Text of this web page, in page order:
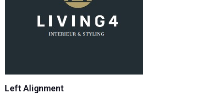
Left Alignment